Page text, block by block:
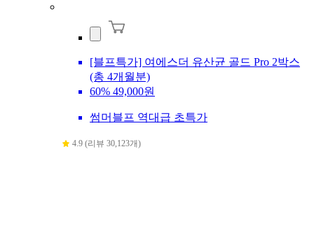
[블프특가] 여에스더 유산균 골드 Pro 2박스
(총 4개월분)
60% 49,000원
썸머블프 역대급 초특가
4.9 (리뷰 30,123개)